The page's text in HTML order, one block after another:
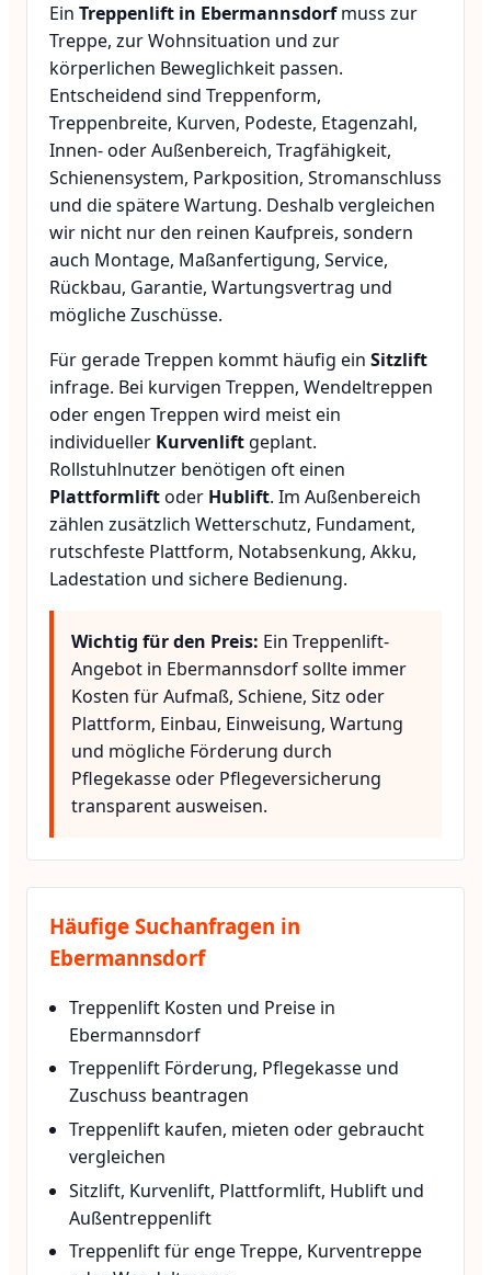
Ein Treppenlift in Ebermannsdorfmuss zur
Treppe, zur Wohnsituation und zur
körperlichen Beweglichkeit passen.
Entscheidend sind Treppenform,
Treppenbreite, Kurven, Podeste, Etagenzahl,
Innen- oder Außenbereich, Tragfähigkeit,
Schienensystem, Parkposition, Stromanschluss
und die spätere Wartung. Deshalb vergleichen
wir nicht nur den reinen Kaufpreis, sondern
auch Montage, Maßanfertigung, Service,
Rückbau, Garantie, Wartungsvertrag und
mögliche Zuschüsse.
Für gerade Treppen kommt häufig ein Sitzlift
infrage. Bei kurvigen Treppen, Wendeltreppen
oder engen Treppen wird meist ein
individueller Kurvenlift geplant.
Rollstuhlnutzer benötigen oft einen
Plattformliftoder Hublift. Im Außenbereich
zählen zusätzlich Wetterschutz, Fundament,
rutschfeste Plattform, Notabsenkung, Akku,
Ladestation und sichere Bedienung.
Wichtig für den Preis: Ein Treppenlift-
Angebot in Ebermannsdorf sollte immer
Kosten für Aufmaß, Schiene, Sitz oder
Plattform, Einbau, Einweisung, Wartung
und mögliche Förderung durch
Pflegekasse oder Pflegeversicherung
transparent ausweisen.
Häufige Suchanfragen in
Ebermannsdorf
Treppenlift Kosten und Preise in
Ebermannsdorf
Treppenlift Förderung, Pflegekasse und
Zuschuss beantragen
Treppenlift kaufen, mieten oder gebraucht
vergleichen
Sitzlift, Kurvenlift, Plattformlift, Hublift und
Außentreppenlift
Treppenlift für enge Treppe, Kurventreppe